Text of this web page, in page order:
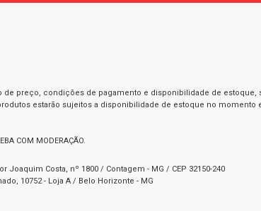
preço, condições de pagamento e disponibilidade de
estarão sujeitos a disponibilidade de estoque no
COM MODERAÇÃO.
Joaquim Costa, nº 1800 / Contagem - MG / CEP 32150-240
10752 - Loja A / Belo Horizonte - MG